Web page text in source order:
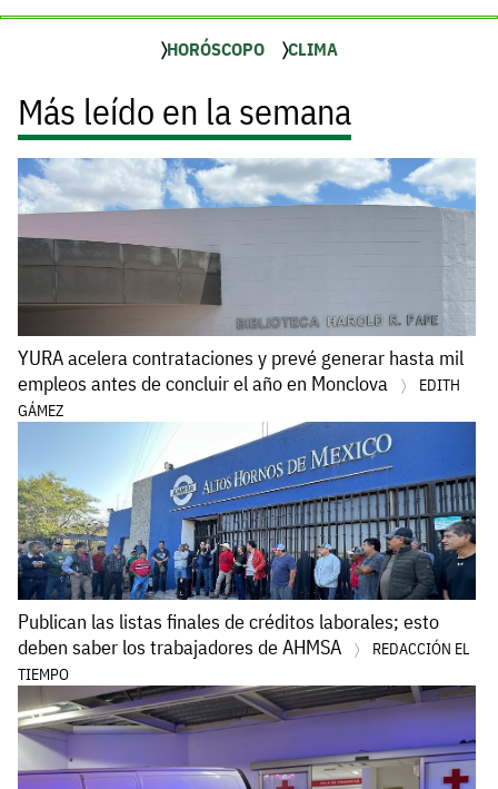
HORÓSCOPO CLIMA
Más leído en la semana
YURA acelera contrataciones y prevé generar hasta mil
empleos antes de concluir el año en Monclova
EDITH
GÁMEZ
Publican las listas finales de créditos laborales; esto
deben saber los trabajadores de AHMSA
REDACCIÓN EL
TIEMPO